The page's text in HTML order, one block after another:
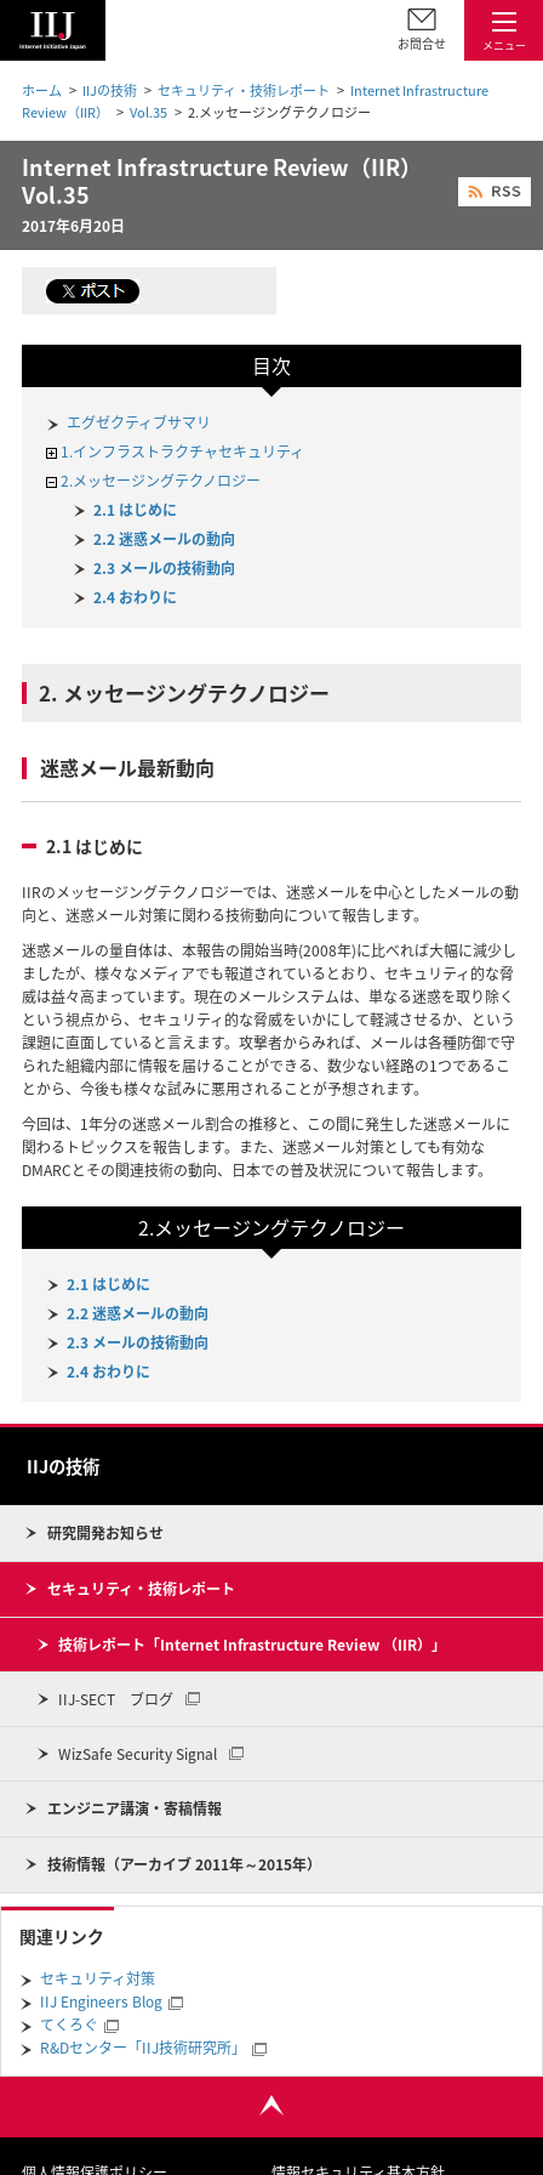
メニュー
お問合せ
ホーム IIJの技術 セキュリティ・技術レポート
Internet Infrastructure
Review（IIR）
Vol.35 2.メッセージングテクノロジー
Internet Infrastructure Review（IIR）
Vol.35
2017年6月20日
目次
エグゼクティブサマリ
1.インフラストラクチャセキュリティ
2.メッセージングテクノロジー
2.1 はじめに
2.2 迷惑メールの動向
2.3 メールの技術動向
2.4 おわりに
2. メッセージングテクノロジー
迷惑メール最新動向
2.1 はじめに
IIRのメッセージングテクノロジーでは、迷惑メールを中心としたメールの動
向と、迷惑メール対策に関わる技術動向について報告します。
迷惑メールの量自体は、本報告の開始当時(2008年)に比べれば大幅に減少し
ましたが、様々なメディアでも報道されているとおり、セキュリティ的な脅
威は益々高まっています。現在のメールシステムは、単なる迷惑を取り除く
という視点から、セキュリティ的な脅威をいかにして軽減させるか、という
課題に直面していると言えます。攻撃者からみれば、メールは各種防御で守
られた組織内部に情報を届けることができる、数少ない経路の1つであるこ
とから、今後も様々な試みに悪用されることが予想されます。
今回は、1年分の迷惑メール割合の推移と、この間に発生した迷惑メールに
関わるトピックスを報告します。また、迷惑メール対策としても有効な
DMARCとその関連技術の動向、日本での普及状況について報告します。
2.メッセージングテクノロジー
2.1 はじめに
2.2 迷惑メールの動向
2.3 メールの技術動向
2.4 おわりに
IIJの技術
研究開発お知らせ
セキュリティ・技術レポート
技術レポート「Internet Infrastructure Review （IIR）」
IIJ-SECT ブログ
WizSafe Security Signal
エンジニア講演・寄稿情報
技術情報（アーカイブ 2011年～2015年）
関連リンク
セキュリティ対策
IIJ Engineers Blog
てくろぐ
R&Dセンター「IIJ技術研究所」